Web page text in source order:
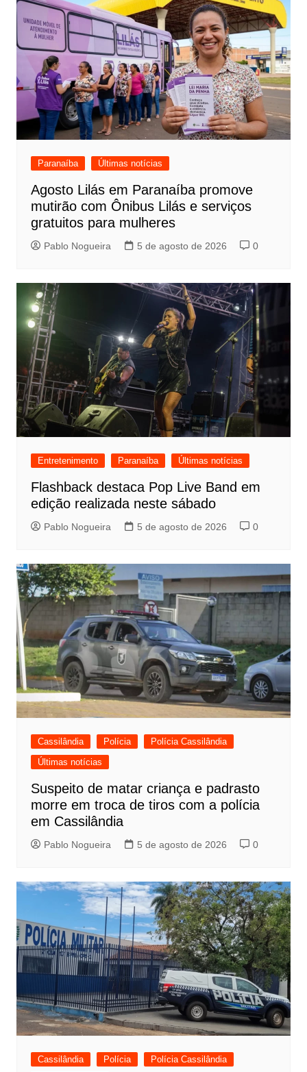
Paranaíba Últimas notícias
Agosto Lilás em Paranaíba promove
mutirão com Ônibus Lilás e serviços
gratuitos para mulheres
Pablo Nogueira 5 de agosto de 2026 0
Entretenimento Paranaíba Últimas notícias
Flashback destaca Pop Live Band em
edição realizada neste sábado
Pablo Nogueira 5 de agosto de 2026 0
Cassilândia Polícia
Polícia Cassilândia
Últimas notícias
Suspeito de matar criança e padrasto
morre em troca de tiros com a polícia
em Cassilândia
Pablo Nogueira 5 de agosto de 2026 0
Cassilândia Polícia
Polícia Cassilândia